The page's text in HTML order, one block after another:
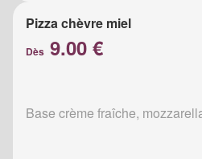
Pizza chèvre miel
Dès 9.00 €
Base crème fraîche,